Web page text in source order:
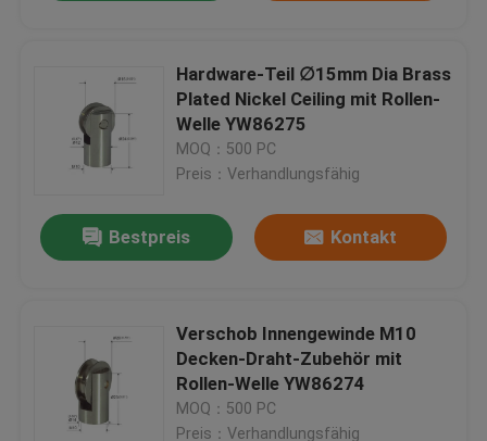
Hardware-Teil ∅15mm Dia Brass
Plated Nickel Ceiling mit Rollen-
Welle YW86275
MOQ：500 PC
Preis：Verhandlungsfähig
Bestpreis Kontakt
Verschob Innengewinde M10
Decken-Draht-Zubehör mit
Rollen-Welle YW86274
MOQ：500 PC
Preis：Verhandlungsfähig